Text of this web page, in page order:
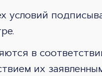
условий
в
их